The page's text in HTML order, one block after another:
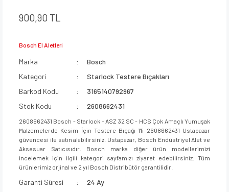
900,90 TL
Bosch El Aletleri
Marka
Bosch
Kategori
Starlock Testere Bıçakları
Barkod Kodu
3165140792967
Stok Kodu
2608662431
2608662431 Bosch - Starlock - ASZ 32 SC - HCS Çok Amaçlı Yumuşak
Malzemelerde Kesim İçin Testere Bıçağı 1'li 2608662431 Ustapazar
güvencesi ile satın alabilirsiniz. Ustapazar, Bosch Endüstriyel Alet ve
Aksesuar Satıcısıdır. Bosch marka diğer ürün modellerimizi
incelemek için ilgili kategori sayfamızı ziyaret edebilirsiniz. Tüm
ürünlerimiz orjinal ve 2 yıl Bosch Distribütör garantilidir.
Garanti Süresi
24 Ay